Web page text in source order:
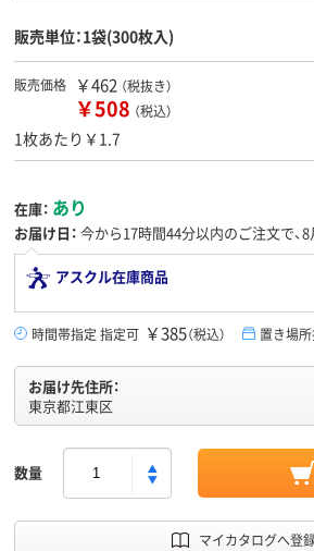
販売単位：1袋(300枚入)
販売価格 ￥462 （税抜き）
￥508 （税込）
1枚あたり￥1.7
在庫： あり
お届け日： 今から17時間44分以内のご注文で、8
アスクル在庫商品
時間帯指定 指定可 ￥385（税込） 置き場
お届け先住所：
東京都江東区
数量
マイカタログへ登